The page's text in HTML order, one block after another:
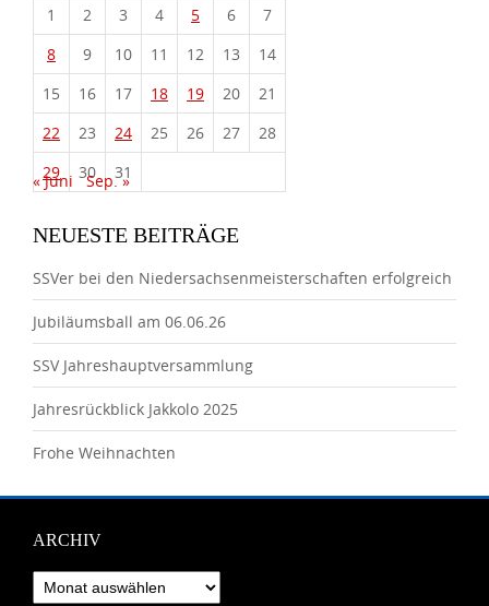
1 2 3 4 5 6
7
8
9 10 11 12 13
14
15
16 17 18 19 20
21
22
23 24 25 26 27
28
29
30 31
« Juni Sep. »
NEUESTE BEITRÄGE
SSVer bei den Niedersachsenmeisterschaften erfolgreich
Jubiläumsball am 06.06.26
SSV Jahreshauptversammlung
Jahresrückblick Jakkolo 2025
Frohe Weihnachten
ARCHIV
Archiv